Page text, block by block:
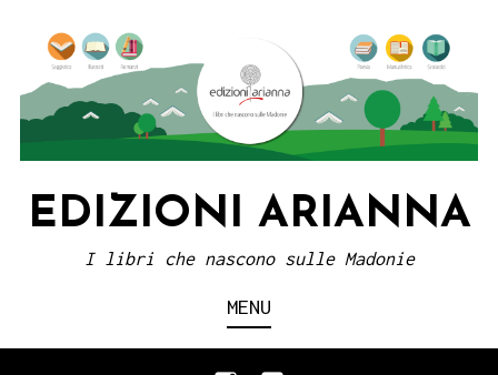
content
EDIZIONI ARIANNA
I libri che nascono sulle Madonie
MENU